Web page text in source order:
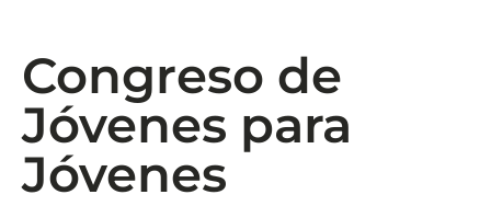
Congreso de
Jóvenes para
Jóvenes